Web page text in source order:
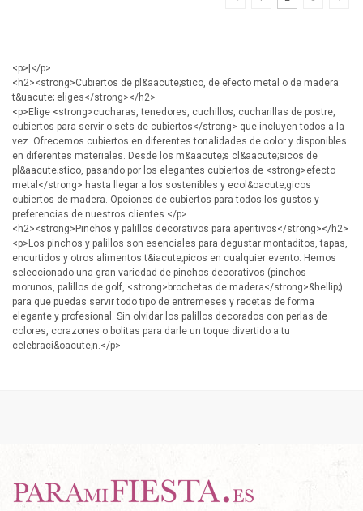
<p>|</p>
<h2><strong>Cubiertos de pl&aacute;stico, de efecto metal o de madera:
t&uacute; eliges</strong></h2>
<p>Elige <strong>cucharas, tenedores, cuchillos, cucharillas de postre,
cubiertos para servir o sets de cubiertos</strong> que incluyen todos a la
vez. Ofrecemos cubiertos en diferentes tonalidades de color y disponibles
en diferentes materiales. Desde los m&aacute;s cl&aacute;sicos de
pl&aacute;stico, pasando por los elegantes cubiertos de <strong>efecto
metal</strong> hasta llegar a los sostenibles y ecol&oacute;gicos
cubiertos de madera. Opciones de cubiertos para todos los gustos y
preferencias de nuestros clientes.</p>
<h2><strong>Pinchos y palillos decorativos para aperitivos</strong></h2>
<p>Los pinchos y palillos son esenciales para degustar montaditos, tapas,
encurtidos y otros alimentos t&iacute;picos en cualquier evento. Hemos
seleccionado una gran variedad de pinchos decorativos (pinchos
morunos, palillos de golf, <strong>brochetas de madera</strong>&hellip;)
para que puedas servir todo tipo de entremeses y recetas de forma
elegante y profesional. Sin olvidar los palillos decorados con perlas de
colores, corazones o bolitas para darle un toque divertido a tu
celebraci&oacute;n.</p>